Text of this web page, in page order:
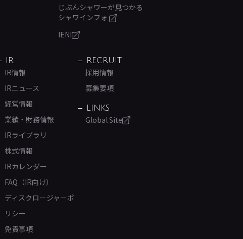
じぶんシャワーが見つかる
シャワインフォ
IENI
IR
IR情報
IRニュース
経営情報
業績・財務情報
IRライブラリ
株式情報
IRカレンダー
FAQ（IR向け）
ディスクロージャーポ
リシー
免責事項
RECRUIT
採用情報
募集要項
LINKS
Global Site